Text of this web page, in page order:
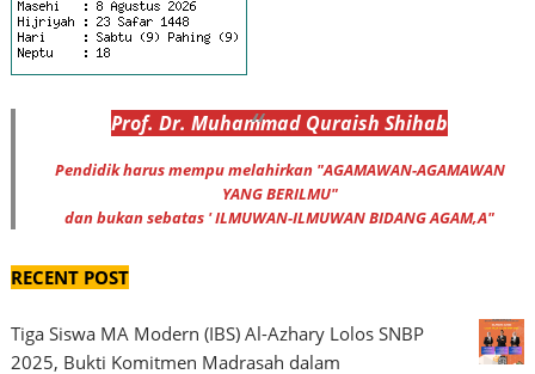
Prof. Dr. Muhammad Quraish Shihab
Pendidik harus mempu melahirkan "AGAMAWAN-AGAMAWAN
YANG BERILMU"
dan bukan sebatas ' ILMUWAN-ILMUWAN BIDANG AGAM,A"
RECENT POST
Tiga Siswa MA Modern (IBS) Al-Azhary Lolos SNBP
2025, Bukti Komitmen Madrasah dalam